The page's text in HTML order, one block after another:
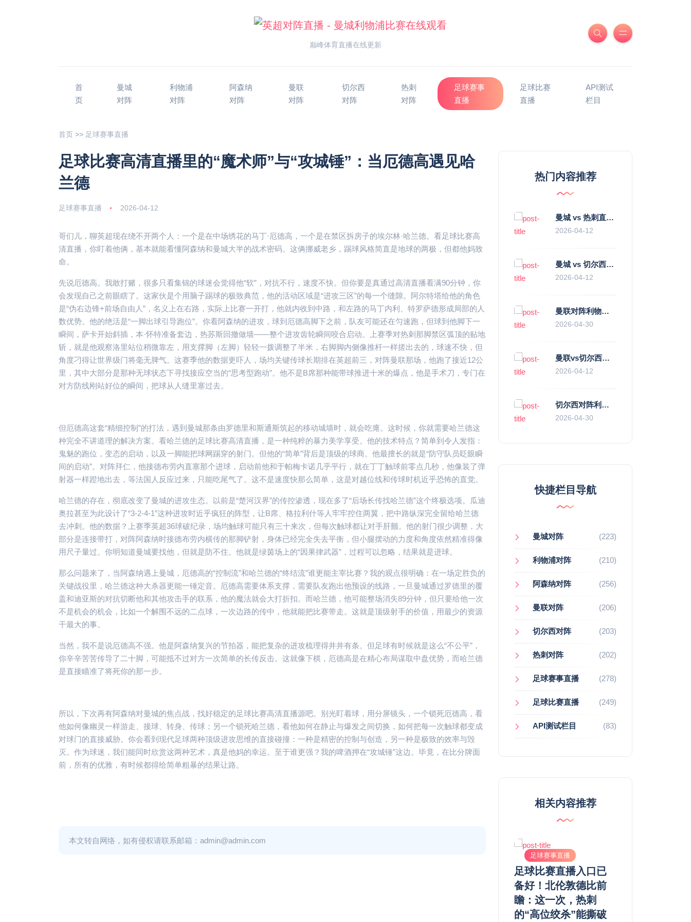
巅峰体育直播在线更新
首
页
曼城
对阵
利物浦
对阵
阿森纳
对阵
曼联
对阵
切尔西
对阵
热刺
对阵
足球赛事
直播
足球比赛
直播
API测试
栏目
首页 >> 足球赛事直播
足球比赛高清直播里的“魔术师”与“攻城锤”：当厄德高遇见哈
兰德
足球赛事直播 2026-04-12
哥们儿，聊英超现在绕不开两个人：一个是在中场绣花的马丁·厄德高，一个是在禁区拆房子的埃尔林·哈兰德。看足球比赛高
清直播，你盯着他俩，基本就能看懂阿森纳和曼城大半的战术密码。这俩挪威老乡，踢球风格简直是地球的两极，但都他妈致
命。
先说厄德高。我敢打赌，很多只看集锦的球迷会觉得他“软”，对抗不行，速度不快。但你要是真通过高清直播看满90分钟，你
会发现自己之前眼瞎了。这家伙是个用脑子踢球的极致典范，他的活动区域是“进攻三区”的每一个缝隙。阿尔特塔给他的角色
是“伪右边锋+前场自由人”，名义上在右路，实际上比赛一开打，他就内收到中路，和左路的马丁内利、特罗萨德形成局部的人
数优势。他的绝活是“一脚出球引导跑位”。你看阿森纳的进攻，球到厄德高脚下之前，队友可能还在匀速跑，但球到他脚下一
瞬间，萨卡开始斜插，本·怀特准备套边，热苏斯回撤做墙——整个进攻齿轮瞬间咬合启动。上赛季对热刺那脚禁区弧顶的贴地
斩，就是他观察洛里站位稍微靠左，用支撑脚（左脚）轻轻一拨调整了半米，右脚脚内侧像推杆一样搓出去的，球速不快，但
角度刁得让世界级门将毫无脾气。这赛季他的数据更吓人，场均关键传球长期排在英超前三，对阵曼联那场，他跑了接近12公
里，其中大部分是那种无球状态下寻找接应空当的“思考型跑动”。他不是B席那种能带球推进十米的爆点，他是手术刀，专门在
对方防线刚站好位的瞬间，把球从人缝里塞过去。
但厄德高这套“精细控制”的打法，遇到曼城那条由罗德里和斯通斯筑起的移动城墙时，就会吃瘪。这时候，你就需要哈兰德这
种完全不讲道理的解决方案。看哈兰德的足球比赛高清直播，是一种纯粹的暴力美学享受。他的技术特点？简单到令人发指：
鬼魅的跑位，变态的启动，以及一脚能把球网踢穿的射门。但他的“简单”背后是顶级的球商。他最擅长的就是“防守队员眨眼瞬
间的启动”。对阵拜仁，他接德布劳内直塞那个进球，启动前他和于帕梅卡诺几乎平行，就在丁丁触球前零点几秒，他像装了弹
射器一样蹬地出去，等法国人反应过来，只能吃尾气了。这不是速度快那么简单，这是对越位线和传球时机近乎恐怖的直觉。
哈兰德的存在，彻底改变了曼城的进攻生态。以前是“楚河汉界”的传控渗透，现在多了“后场长传找哈兰德”这个终极选项。瓜迪
奥拉甚至为此设计了“3-2-4-1”这种进攻时近乎疯狂的阵型，让B席、格拉利什等人牢牢控住两翼，把中路纵深完全留给哈兰德
去冲刺。他的数据？上赛季英超36球破纪录，场均触球可能只有三十来次，但每次触球都让对手肝颤。他的射门很少调整，大
部分是连接带打，对阵阿森纳时接德布劳内横传的那脚铲射，身体已经完全失去平衡，但小腿摆动的力度和角度依然精准得像
用尺子量过。你明知道曼城要找他，但就是防不住。他就是绿茵场上的“因果律武器”，过程可以忽略，结果就是进球。
那么问题来了，当阿森纳遇上曼城，厄德高的“控制流”和哈兰德的“终结流”谁更能主宰比赛？我的观点很明确：在一场定胜负的
关键战役里，哈兰德这种大杀器更能一锤定音。厄德高需要体系支撑，需要队友跑出他预设的线路，一旦曼城通过罗德里的覆
盖和迪亚斯的对抗切断他和其他攻击手的联系，他的魔法就会大打折扣。而哈兰德，他可能整场消失89分钟，但只要给他一次
不是机会的机会，比如一个解围不远的二点球，一次边路的传中，他就能把比赛带走。这就是顶级射手的价值，用最少的资源
干最大的事。
当然，我不是说厄德高不强。他是阿森纳复兴的节拍器，能把复杂的进攻梳理得井井有条。但足球有时候就是这么“不公平”，
你辛辛苦苦传导了二十脚，可能抵不过对方一次简单的长传反击。这就像下棋，厄德高是在精心布局谋取中盘优势，而哈兰德
是直接瞄准了将死你的那一步。
所以，下次再有阿森纳对曼城的焦点战，找好稳定的足球比赛高清直播源吧。别光盯着球，用分屏镜头，一个锁死厄德高，看
他如何像幽灵一样游走、接球、转身、传球；另一个锁死哈兰德，看他如何在静止与爆发之间切换，如何把每一次触球都变成
对球门的直接威胁。你会看到现代足球两种顶级进攻思维的直接碰撞：一种是精密的控制与创造，另一种是极致的效率与毁
灭。作为球迷，我们能同时欣赏这两种艺术，真是他妈的幸运。至于谁更强？我的啤酒押在“攻城锤”这边。毕竟，在比分牌面
前，所有的优雅，有时候都得给简单粗暴的结果让路。
本文转自网络，如有侵权请联系邮箱：admin@admin.com
热门内容推荐
曼城 vs 热刺直播：瓜迪奥拉的“无锋阵”是天才设计还是自废武功？
2026-04-12
曼城 vs 切尔西直播复盘：瓜帅的“伪九”陷阱，如何绞杀蓝军的“三中卫”？
2026-04-12
曼联对阵利物浦，老特拉福德的红色心跳与蓝色暗涌
2026-04-30
曼联vs切尔西直播复盘：滕哈赫的“伪高位”与波切蒂诺的“无锋阵”，谁更拧巴？
2026-04-12
切尔西对阵利物浦，一场蓝红血脉里的恩怨与忠诚
2026-04-30
快捷栏目导航
曼城对阵 (223)
利物浦对阵 (210)
阿森纳对阵 (256)
曼联对阵 (206)
切尔西对阵 (203)
热刺对阵 (202)
足球赛事直播 (278)
足球比赛直播 (249)
API测试栏目 (83)
相关内容推荐
足球赛事直播
足球比赛直播入口已
备好！北伦敦德比前
瞻：这一次，热刺
的“高位绞杀”能撕破